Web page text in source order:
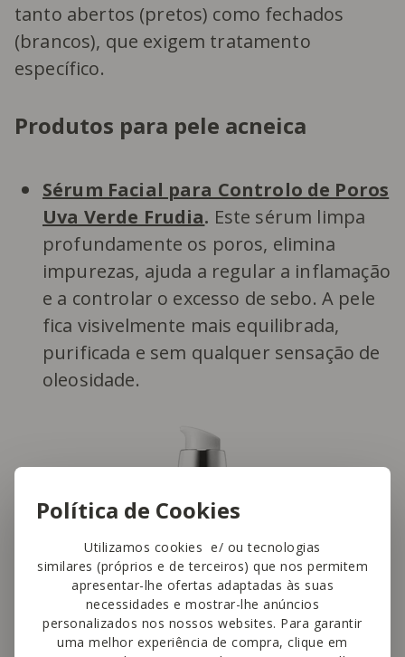
Política de Cookies
Utilizamos cookies e/ ou tecnologias
similares (próprios e de terceiros) que nos permitem
apresentar-lhe ofertas adaptadas às suas
necessidades e mostrar-lhe anúncios
personalizados nos nossos websites. Para garantir
uma melhor experiência de compra, clique em
tanto abertos (pretos) como fechados
(brancos), que exigem tratamento
específico.
Produtos para pele acneica
Sérum Facial para Controlo de Poros
Uva Verde Frudia. Este sérum limpa
profundamente os poros, elimina
impurezas, ajuda a regular a inflamação
e a controlar o excesso de sebo. A pele
fica visivelmente mais equilibrada,
purificada e sem qualquer sensação de
oleosidade.